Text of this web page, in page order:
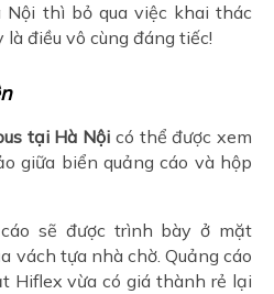
Nội thì bỏ qua việc khai thác
điều vô cùng đáng tiếc!
tại Hà Nội có thể được xem
giữa biển quảng cáo và hộp
sẽ được trình bày ở mặt
vách tựa nhà chờ. Quảng cáo
Hiflex vừa có giá thành rẻ lại